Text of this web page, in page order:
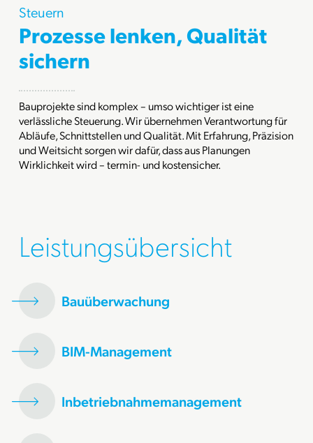
Steuern
Prozesse lenken, Qualität
sichern
Bauprojekte sind komplex – umso wichtiger ist eine
verlässliche Steuerung. Wir übernehmen Verantwortung für
Abläufe, Schnittstellen und Qualität. Mit Erfahrung, Präzision
und Weitsicht sorgen wir dafür, dass aus Planungen
Wirklichkeit wird – termin- und kostensicher.
Leistungsübersicht
Bauüberwachung
BIM-Management
Inbetriebnahmemanagement